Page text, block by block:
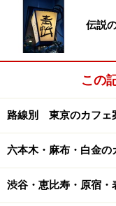
伝説
この
路線別 東京のカフェ
六本木・麻布・白金の
渋谷・恵比寿・原宿・